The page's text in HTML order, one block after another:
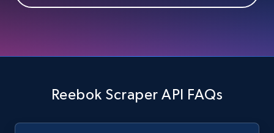
Reebok Scraper API FAQs